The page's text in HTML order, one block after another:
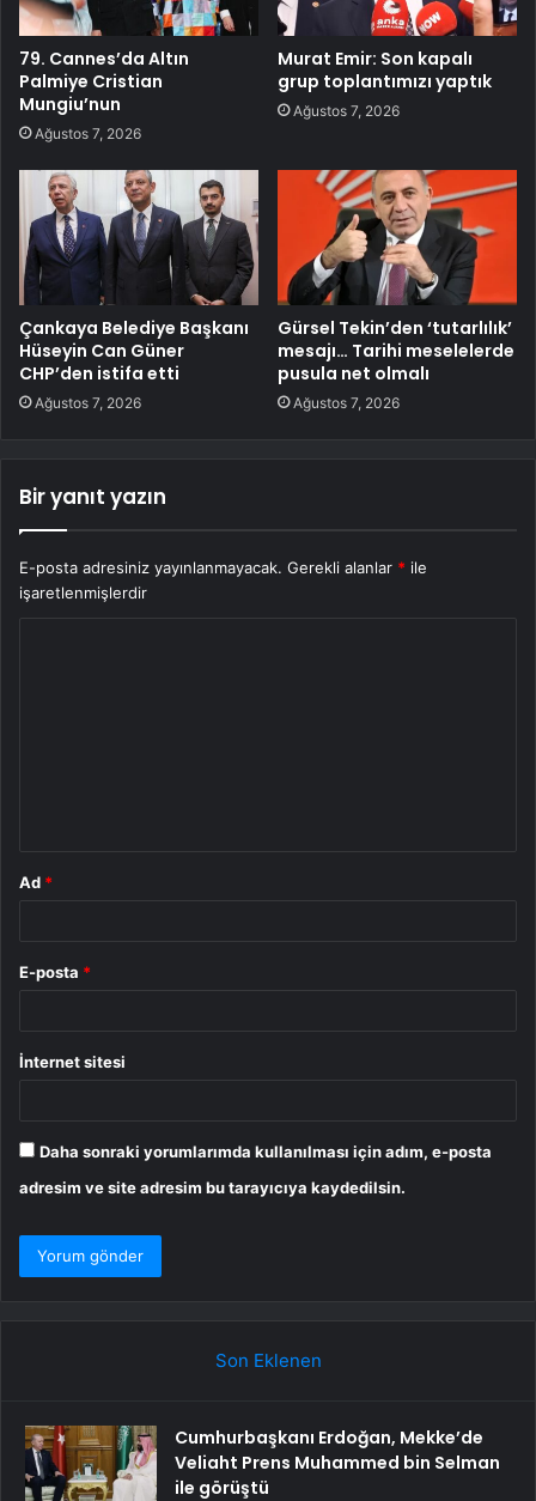
79. Cannes’da Altın
Palmiye Cristian
Mungiu’nun
Ağustos 7, 2026
Murat Emir: Son kapalı
grup toplantımızı yaptık
Ağustos 7, 2026
Çankaya Belediye Başkanı
Hüseyin Can Güner
CHP’den istifa etti
Ağustos 7, 2026
Gürsel Tekin’den ‘tutarlılık’
mesajı… Tarihi meselelerde
pusula net olmalı
Ağustos 7, 2026
Bir yanıt yazın
E-posta adresiniz yayınlanmayacak. Gerekli alanlar * ile
işaretlenmişlerdir
Ad *
E-posta *
İnternet sitesi
Daha sonraki yorumlarımda kullanılması için adım, e-posta
adresim ve site adresim bu tarayıcıya kaydedilsin.
Son Eklenen
Cumhurbaşkanı Erdoğan, Mekke’de
Veliaht Prens Muhammed bin Selman
ile görüştü